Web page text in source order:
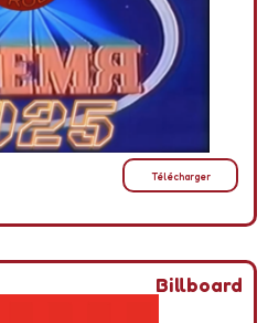
Télécharger
Billboard